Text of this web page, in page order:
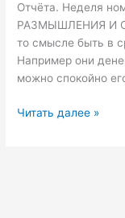
Отчёта. Неделя
РАЗМЫШЛЕНИЯ И
то смысле быть в
Например они
можно спокойно
598
Читать далее »